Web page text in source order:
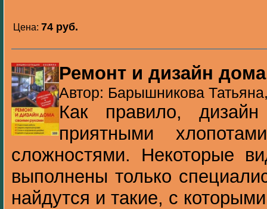
Цена: 74 pуб.
Ремонт и дизайн
Автор: Барышникова
Как правило,
приятными
сложностями. Некоторые
выполнены только
найдутся и такие, с